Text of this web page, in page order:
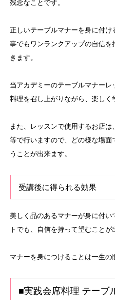
残念なことです。
正しいテーブルマナーを身に付
事でもワンランクアップの自信
きます。
当アカデミーのテーブルマナー
料理を召し上がりながら、楽しく
また、レッスンで使用するお店
等で行いますので、どの様な場
うことが出来ます。
受講後に得られる効果
美しく品のあるマナーが身に付
トでも、自信を持って望むことが
マナーを身につけることは一生の
■実践会席料理 テーブ